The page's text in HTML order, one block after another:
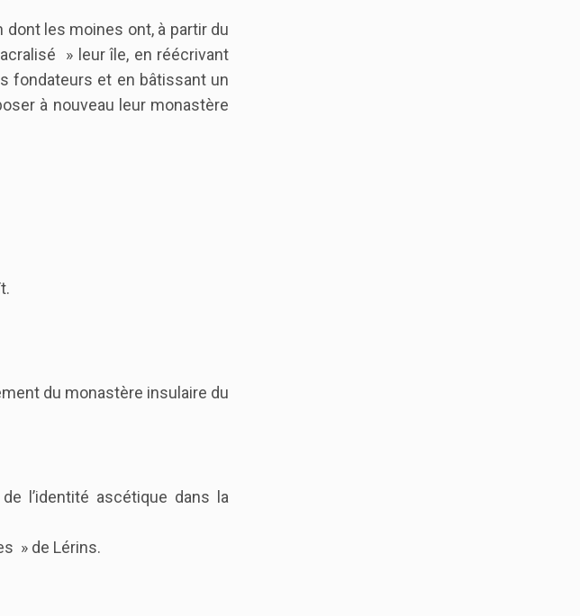
les moines ont, à partir du
» leur île, en réécrivant
fondateurs et en bâtissant un
à nouveau leur monastère
du monastère insulaire du
l’identité ascétique dans la
» de Lérins.